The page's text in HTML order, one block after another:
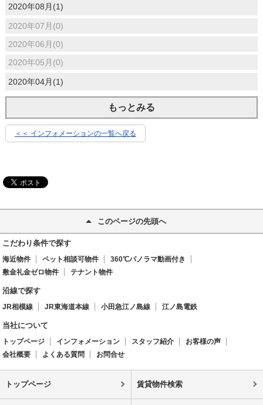
2020年08月(1)
2020年07月(0)
2020年06月(0)
2020年05月(0)
2020年04月(1)
もっとみる
＜＜ インフォメーションの一覧へ戻る
このページの先頭へ
こだわり条件で探す
海近物件 ペット相談可物件
360℃パノラマ動画付き
敷金礼金ゼロ物件
テナント物件
沿線で探す
JR相模線 JR東海道本線 小田急江ノ島線 江ノ島電鉄
当社について
トップページ インフォメーション スタッフ紹介
お客様の声
会社概要
よくある質問 お問合せ
トップページ 賃貸物件検索